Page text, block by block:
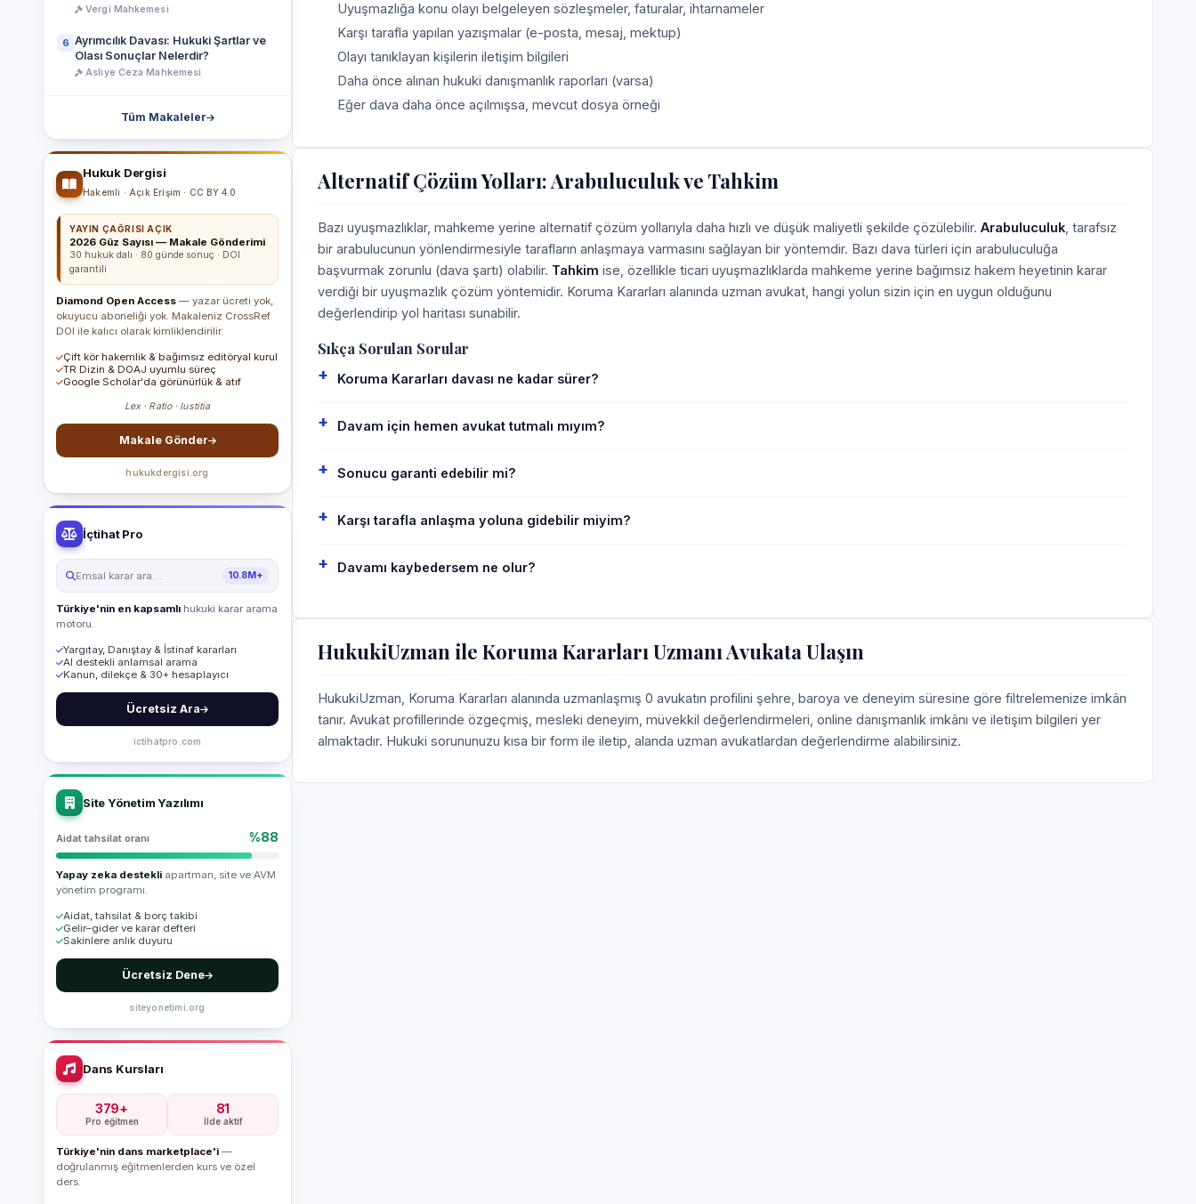
Vergi Mahkemesi
6 Ayrımcılık Davası: Hukuki Şartlar ve
Olası Sonuçlar Nelerdir?
Asliye Ceza Mahkemesi
Tüm Makaleler
Hukuk Dergisi
Hakemli · Açık Erişim · CC BY 4.0
YAYIN ÇAĞRISI AÇIK
2026 Güz Sayısı — Makale Gönderimi
30 hukuk dalı · 80 günde sonuç · DOI
garantili
Diamond Open Access — yazar ücreti yok,
okuyucu aboneliği yok. Makaleniz CrossRef
DOI ile kalıcı olarak kimliklendirilir.
Çift kör hakemlik & bağımsız editöryal kurul
TR Dizin & DOAJ uyumlu süreç
Google Scholar'da görünürlük & atıf
Lex · Ratio · Iustitia
Makale Gönder
hukukdergisi.org
İçtihat Pro
Emsal karar ara… 10.8M+
Türkiye'nin en kapsamlı hukuki karar arama
motoru.
Yargıtay, Danıştay & İstinaf kararları
AI destekli anlamsal arama
Kanun, dilekçe & 30+ hesaplayıcı
Ücretsiz Ara
ictihatpro.com
Site Yönetim Yazılımı
Aidat tahsilat oranı %88
Yapay zeka destekli apartman, site ve AVM
yönetim programı.
Aidat, tahsilat & borç takibi
Gelir–gider ve karar defteri
Sakinlere anlık duyuru
Ücretsiz Dene
siteyonetimi.org
Dans Kursları
379+
Pro eğitmen
81
İlde aktif
Türkiye'nin dans marketplace'i —
doğrulanmış eğitmenlerden kurs ve özel
ders.
Uyuşmazlığa konu olayı belgeleyen sözleşmeler, faturalar, ihtarnameler
Karşı tarafla yapılan yazışmalar (e-posta, mesaj, mektup)
Olayı tanıklayan kişilerin iletişim bilgileri
Daha önce alınan hukuki danışmanlık raporları (varsa)
Eğer dava daha önce açılmışsa, mevcut dosya örneği
Alternatif Çözüm Yolları: Arabuluculuk ve Tahkim
Bazı uyuşmazlıklar, mahkeme yerine alternatif çözüm yollarıyla daha hızlı ve düşük maliyetli şekilde çözülebilir. Arabuluculuk , tarafsız
bir arabulucunun yönlendirmesiyle tarafların anlaşmaya varmasını sağlayan bir yöntemdir. Bazı dava türleri için arabuluculuğa
başvurmak zorunlu (dava şartı) olabilir. Tahkim ise, özellikle ticari uyuşmazlıklarda mahkeme yerine bağımsız hakem heyetinin karar
verdiği bir uyuşmazlık çözüm yöntemidir. Koruma Kararları alanında uzman avukat, hangi yolun sizin için en uygun olduğunu
değerlendirip yol haritası sunabilir.
Sıkça Sorulan Sorular
Koruma Kararları davası ne kadar sürer?
Davam için hemen avukat tutmalı mıyım?
Sonucu garanti edebilir mi?
Karşı tarafla anlaşma yoluna gidebilir miyim?
Davamı kaybedersem ne olur?
HukukiUzman ile Koruma Kararları Uzmanı Avukata Ulaşın
HukukiUzman, Koruma Kararları alanında uzmanlaşmış 0 avukatın profilini şehre, baroya ve deneyim süresine göre filtrelemenize imkân
tanır. Avukat profillerinde özgeçmiş, mesleki deneyim, müvekkil değerlendirmeleri, online danışmanlık imkânı ve iletişim bilgileri yer
almaktadır. Hukuki sorununuzu kısa bir form ile iletip, alanda uzman avukatlardan değerlendirme alabilirsiniz.